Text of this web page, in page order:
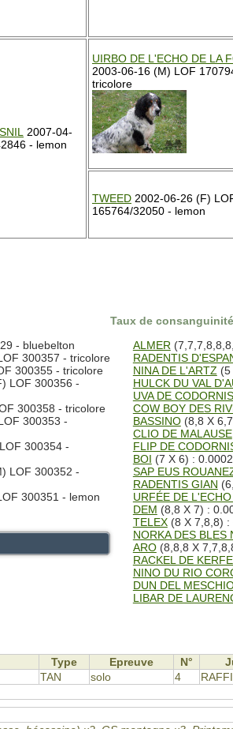
2007-04-
- lemon
UIRBO DE L'ECHO DE LA
2003-06-16 (M) LOF
tricolore
TWEED 2002-06-26 (F)
165764/32050 - lemon
- bluebelton
300357 - tricolore
300355 - tricolore
LOF 300356 -
300358 - tricolore
300353 -
300354 -
LOF 300352 -
300351 - lemon
Taux de
ALMER
RADENTIS
NINA DE L'ARTZ
HULCK DU VAL
UVA DE CODORNIS
COW BOY DES
BASSINO(8,8 X
CLIO DE MALAUSE
FLIP DE
BOI (7 X 6) :
SAP EUS
RADENTIS GIAN
URFÉE DE
DEM (8,8 X 7) :
TELEX(8 X 7,8,8) :
NORKA DES BLES
ARO(8,8,8 X
RACKEL DE
NINO DU RIO
DUN DEL
LIBAR DE
Type Epreuve N°
TAN solo 4